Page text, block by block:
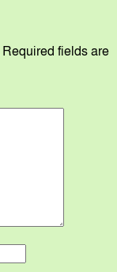
Required fields are